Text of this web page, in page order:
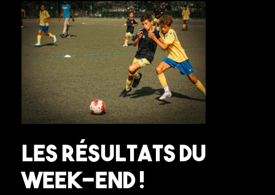
Les résultats du
week-end !